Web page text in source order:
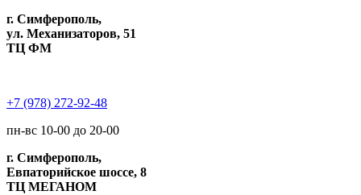
г. Симферополь,
ул. Механизаторов, 51
ТЦ ФМ
+7 (978) 272-92-48
пн-вс 10-00 до 20-00
г. Симферополь,
Евпаторийское шоссе, 8
ТЦ МЕГАНОМ